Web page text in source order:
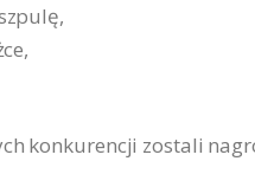
konkurencji zostali